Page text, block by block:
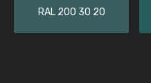
RAL 200 30 20